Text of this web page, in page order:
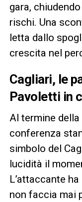
gara,
rischi. Una
letta dallo
crescita nel
Cagliari, le
Pavoletti in
Al termine
conferenza
simbolo del
lucidità il
L’attaccante
non faccia mai